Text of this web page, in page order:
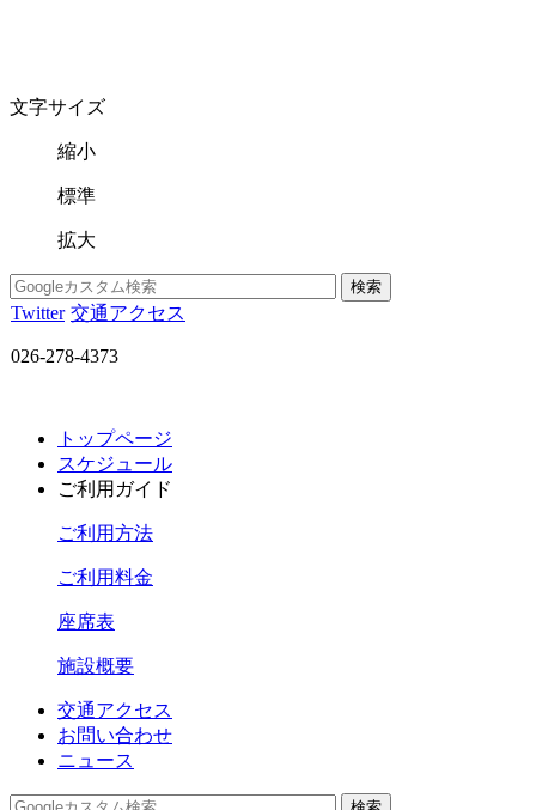
文字サイズ
縮小
標準
拡大
Twitter 交通アクセス
026-278-4373
トップページ
スケジュール
ご利用ガイド
ご利用方法
ご利用料金
座席表
施設概要
交通アクセス
お問い合わせ
ニュース